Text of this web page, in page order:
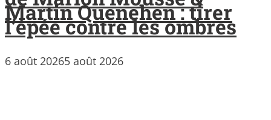
Martin Quenehen : tirer
l’épée contre les ombres
6 août 20265 août 2026